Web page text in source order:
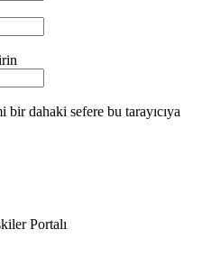
bir dahaki sefere bu tarayıcıya
Portalı